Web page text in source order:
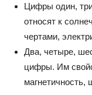
Цифры один,
относят к
чертами,
Два, четыре,
цифры. Им
магнетичность,